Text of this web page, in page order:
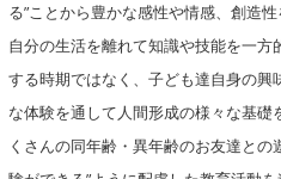
る”ことから豊かな感性や情感、創造
自分の生活を離れて知識や技能を一方
する時期ではなく、子ども達自身の
な体験を通して人間形成の様々な基礎
くさんの同年齢・異年齢のお友達と